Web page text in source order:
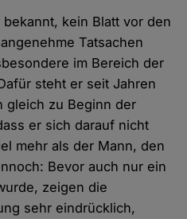
kein Blatt vor den
Tatsachen
im Bereich der
steht er seit Jahren
gleich zu Beginn der
er sich darauf nicht
mehr als der Mann, den
Bevor auch nur ein
zeigen die
sehr eindrücklich,